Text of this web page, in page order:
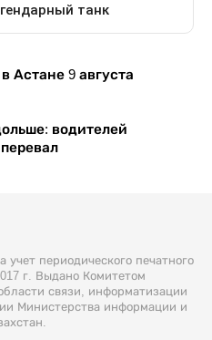
Астане 9 августа
водителей
учет периодического печатного
г. Выдано Комитетом
связи, информатизации
Министерства информации и